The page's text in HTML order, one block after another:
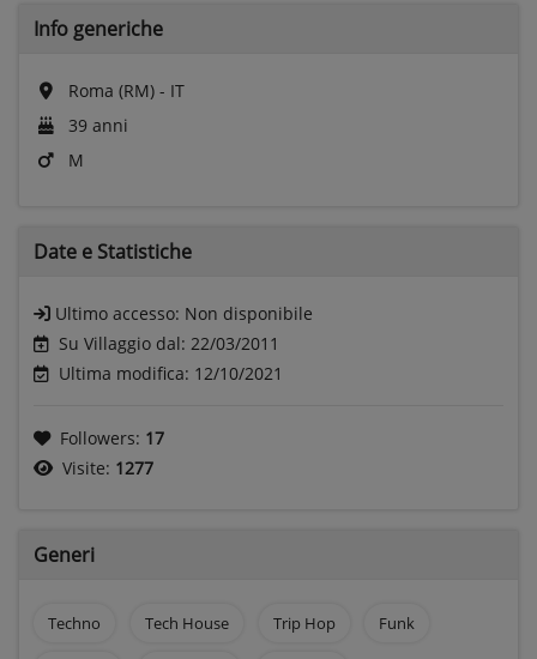
Info generiche
Roma (RM) - IT
39 anni
M
Date e Statistiche
Ultimo accesso: Non disponibile
Su Villaggio dal: 22/03/2011
Ultima modifica: 12/10/2021
Followers: 17
Visite: 1277
Generi
Techno Tech House Trip Hop Funk